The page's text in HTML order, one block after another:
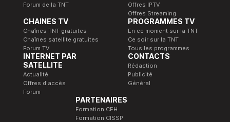
Forum de la TNT
Offres IPTV
Offres Streaming
CHAINES TV
Chaînes TNT gratuites
Chaînes satellite gratuites
Forum TV
PROGRAMMES TV
En ce moment sur la TNT
Ce soir sur la TNT
Tous les programmes
INTERNET PAR
SATELLITE
Actualité
Offres d'accès
Forum
CONTACTS
Rédaction
Publicité
Général
PARTENAIRES
Formation CEH
Formation CISSP